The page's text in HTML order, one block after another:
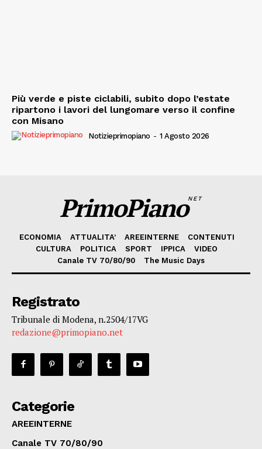
Più verde e piste ciclabili, subito dopo l’estate
ripartono i lavori del lungomare verso il confine
con Misano
Notizieprimopiano - 1 Agosto 2026
PrimoPianoNET
ECONOMIA ATTUALITA’ AREEINTERNE
CONTENUTI
CULTURA
POLITICA SPORT IPPICA
VIDEO
Canale TV 70/80/90
The Music Days
Registrato
Tribunale di Modena, n.2504/17VG
redazione@primopiano.net
Categorie
AREEINTERNE
Canale TV 70/80/90